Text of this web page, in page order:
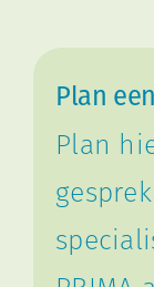
Plan
Plan